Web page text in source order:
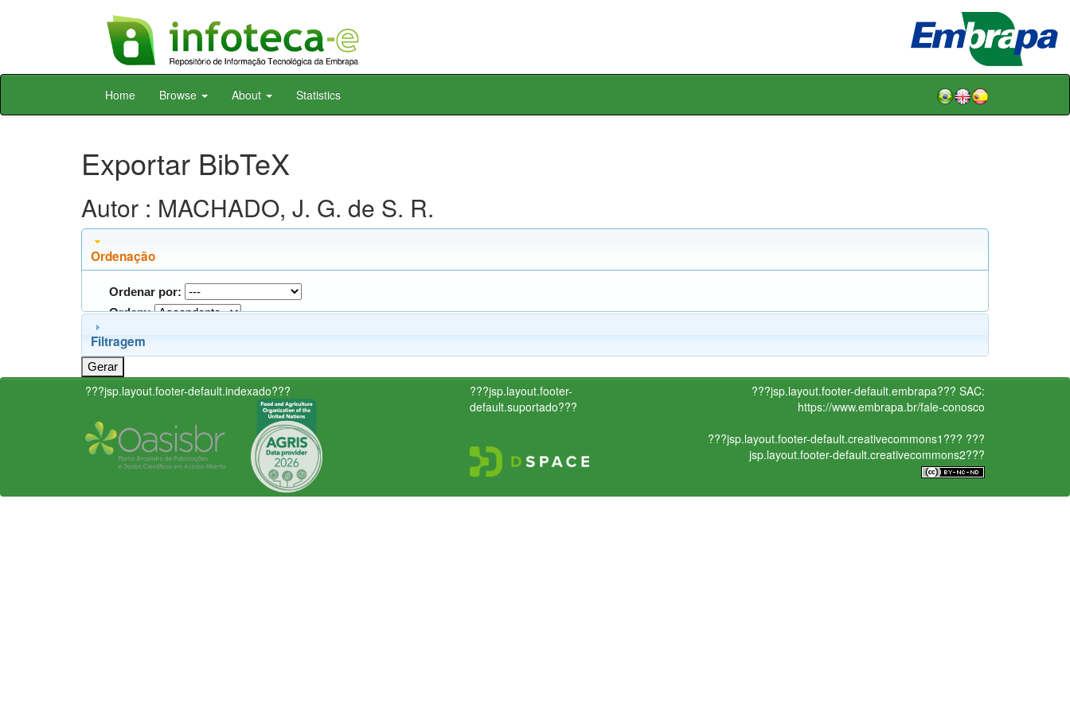
Skip
Home Browse About Statistics
Exportar BibTeX
Autor : MACHADO, J. G. de S. R.
Ordenação
Ordenar por:
Ordem:
Filtragem
???jsp.layout.footer-default.indexado???
???jsp.layout.footer-
default.suportado???
???jsp.layout.footer-default.embrapa??? SAC:
https://www.embrapa.br/fale-conosco
???jsp.layout.footer-default.creativecommons1??? ???
jsp.layout.footer-default.creativecommons2???